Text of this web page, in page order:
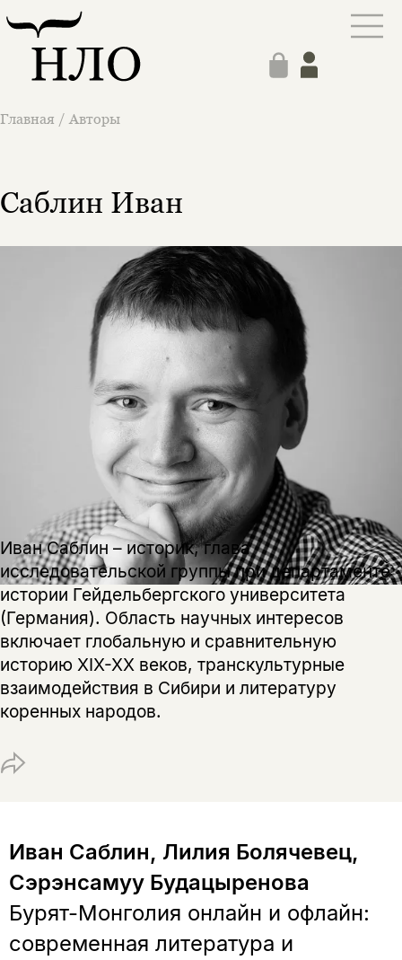
Главная / Авторы
Саблин Иван
Иван Саблин – историк, глава
исследовательской группы при департаменте
истории Гейдельбергского университета
(Германия). Область научных интересов
включает глобальную и сравнительную
историю XIX-XX веков, транскультурные
взаимодействия в Сибири и литературу
коренных народов.
Иван Саблин, Лилия Болячевец,
Сэрэнсамуу Будацыренова
Бурят-Монголия онлайн и офлайн:
современная литература и
Подписка на рассылку
Я соглашаюсь сПолитикой конфиденциальности
Этой книги временно
нет в продаже.
Политикой конфиденциальности
несовершеннолетних
Скажите, пожалуйста,
вам уже исполнилось 18 лет?